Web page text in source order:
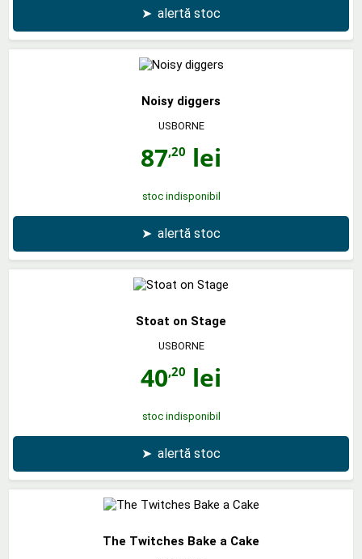
➤ alertă stoc
Noisy diggers
USBORNE
87,20 lei
stoc indisponibil
➤ alertă stoc
Stoat on Stage
USBORNE
40,20 lei
stoc indisponibil
➤ alertă stoc
The Twitches Bake a Cake